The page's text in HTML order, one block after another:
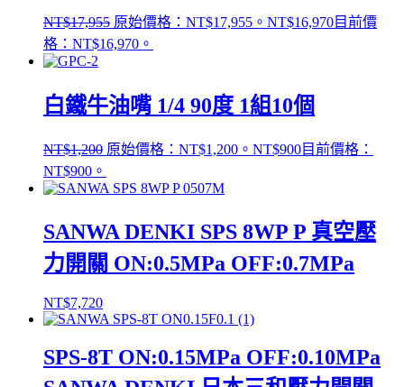
NT$17,955 原始價格：NT$17,955。 NT$16,970目前價
格：NT$16,970。
白鐵牛油嘴 1/4 90度 1組10個
NT$1,200 原始價格：NT$1,200。 NT$900目前價格：
NT$900。
SANWA DENKI SPS 8WP P 真空壓
力開關 ON:0.5MPa OFF:0.7MPa
NT$7,720
SPS-8T ON:0.15MPa OFF:0.10MPa